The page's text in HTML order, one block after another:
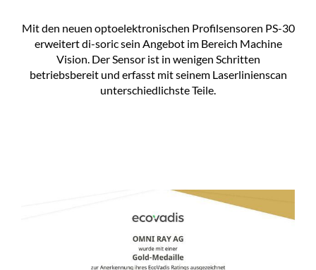
Mit den neuen optoelektronischen Profilsensoren PS-30
erweitert di-soric sein Angebot im Bereich Machine
Vision. Der Sensor ist in wenigen Schritten
betriebsbereit und erfasst mit seinem Laserlinienscan
unterschiedlichste Teile.